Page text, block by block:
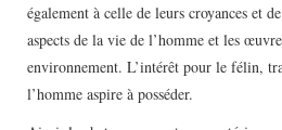
également à celle de leurs croyances et
aspects de la vie de l’homme et les
environnement. L’intérêt pour le félin,
l’homme aspire à posséder.